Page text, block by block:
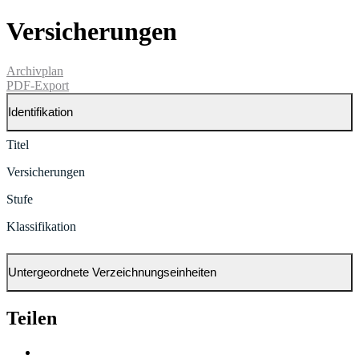
Versicherungen
Archivplan
PDF-Export
Identifikation
Titel
Versicherungen
Stufe
Klassifikation
Untergeordnete Verzeichnungseinheiten
Teilen